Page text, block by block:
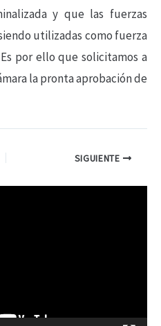
y que las fuerzas
utilizadas como fuerza
por ello que solicitamos a
la pronta aprobación de
SIGUIENTE